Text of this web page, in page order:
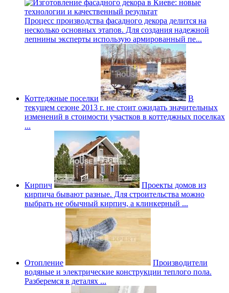
Процесс производства фасадного декора делится на
несколько основных этапов. Для создания надежной
лепнины эксперты использую армированный пе...
Коттеджные поселки
В
текущем сезоне 2013 г. не стоит ожидать значительных
изменений в стоимости участков в коттеджных поселках
...
Кирпич
Проекты домов из
кирпича бывают разные. Для строительства можно
выбрать не обычный кирпич, а клинкерный ...
Отопление
Производители
водяные и электрические конструкции теплого пола.
Разберемся в деталях ...